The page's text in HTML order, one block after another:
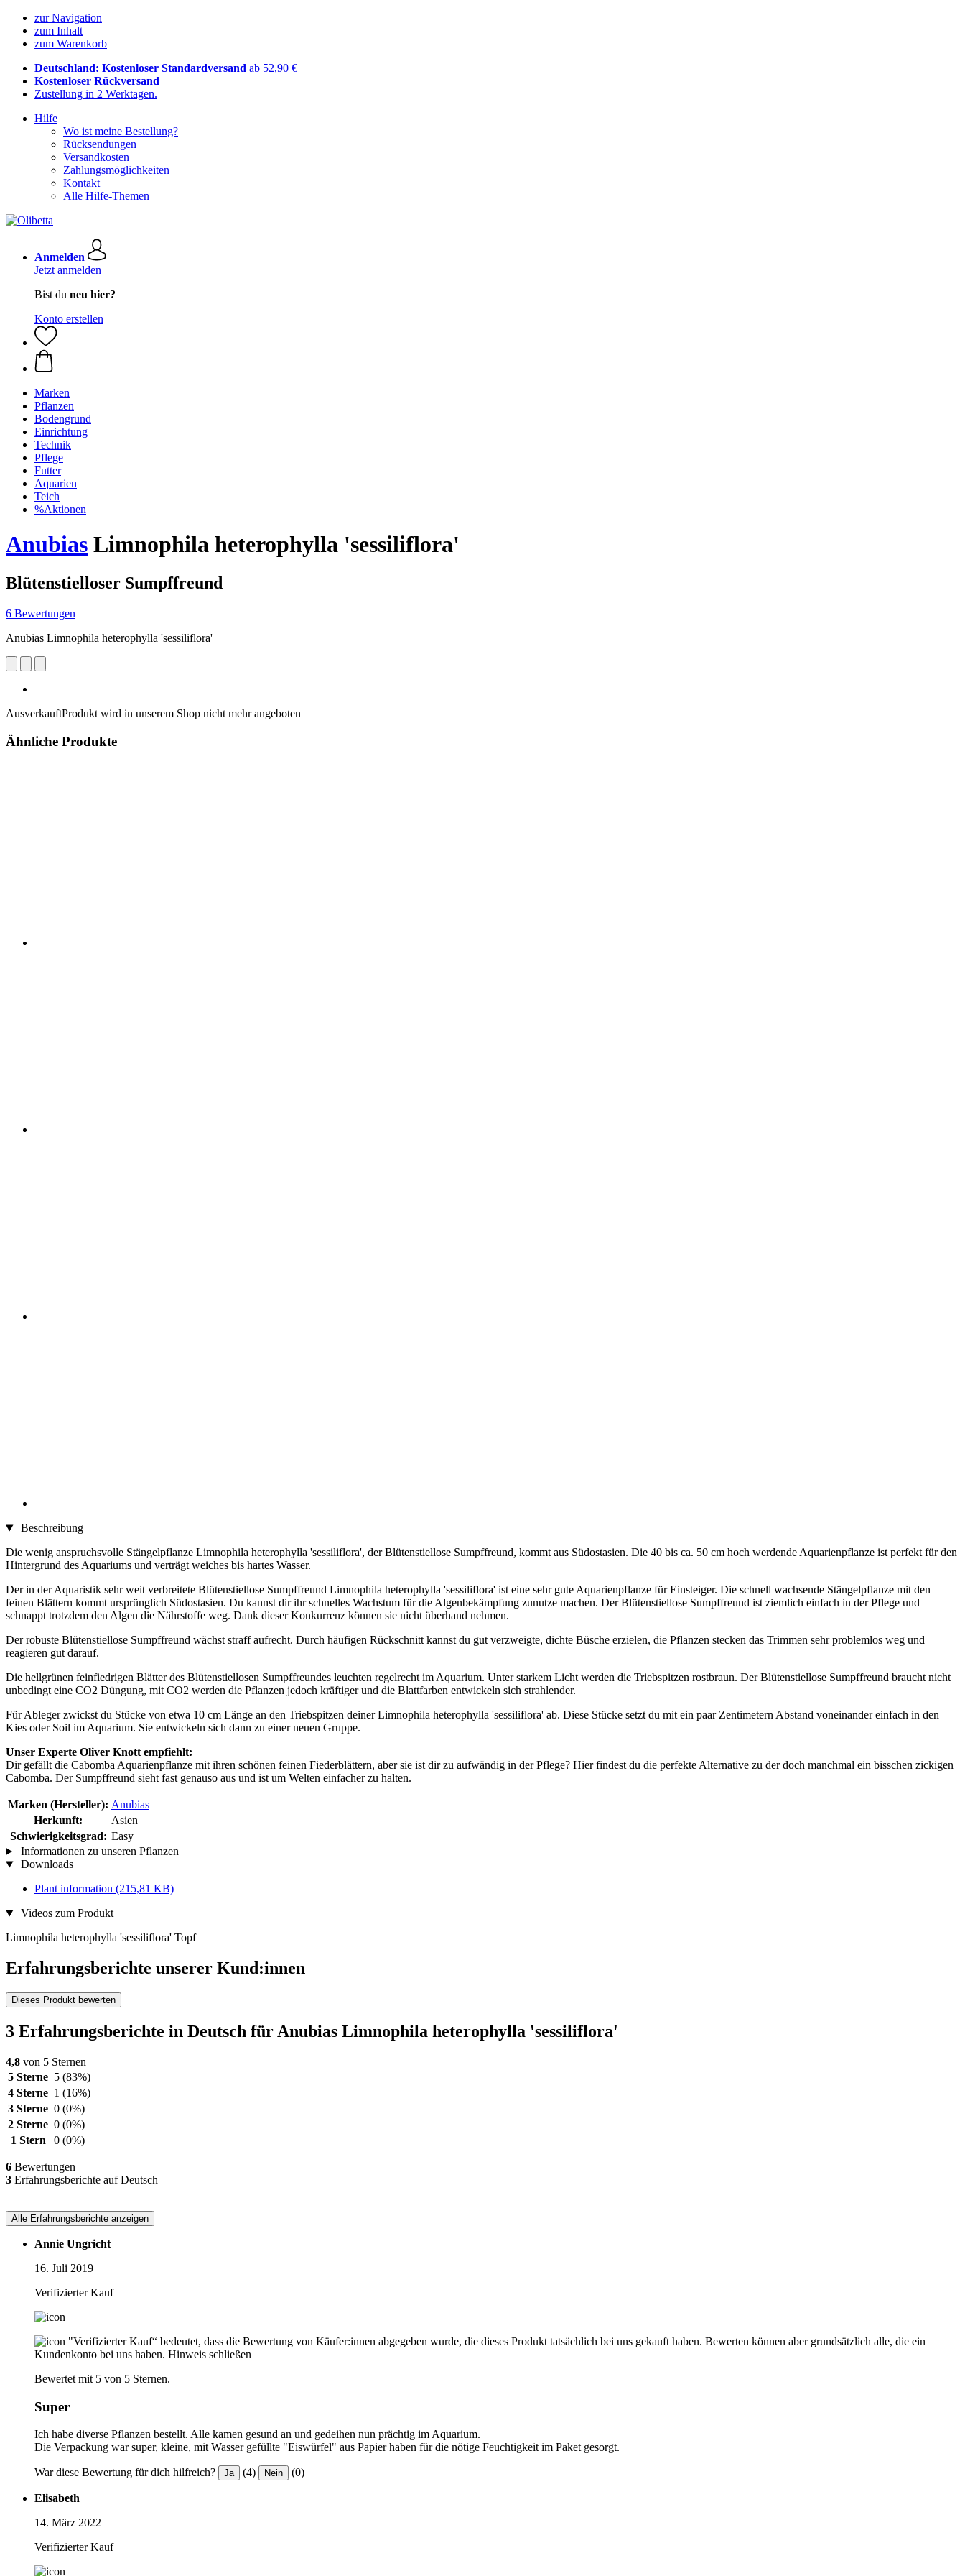
zur Navigation
zum Inhalt
zum Warenkorb
Deutschland: Kostenloser Standardversand ab 52,90 €
Kostenloser Rückversand
Zustellung in 2 Werktagen.
Hilfe
Wo ist meine Bestellung?
Rücksendungen
Versandkosten
Zahlungsmöglichkeiten
Kontakt
Alle Hilfe-Themen
Anmelden
Jetzt anmelden
Bist du neu hier?
Konto erstellen
Marken
Pflanzen
Bodengrund
Einrichtung
Technik
Pflege
Futter
Aquarien
Teich
%Aktionen
Anubias Limnophila heterophylla 'sessiliflora'
Blütenstielloser Sumpffreund
6 Bewertungen
Anubias Limnophila heterophylla 'sessiliflora'
AusverkauftProdukt wird in unserem Shop nicht mehr angeboten
Ähnliche Produkte
Beschreibung
Die wenig anspruchsvolle Stängelpflanze Limnophila heterophylla 'sessiliflora', der Blütenstiellose Sumpffreund, kommt aus Südostasien. Die 40 bis ca. 50 cm hoch werdende Aquarienpflanze ist perfekt für den
Hintergrund des Aquariums und verträgt weiches bis hartes Wasser.
Der in der Aquaristik sehr weit verbreitete Blütenstiellose Sumpffreund Limnophila heterophylla 'sessiliflora' ist eine sehr gute Aquarienpflanze für Einsteiger. Die schnell wachsende Stängelpflanze mit den
feinen Blättern kommt ursprünglich Südostasien. Du kannst dir ihr schnelles Wachstum für die Algenbekämpfung zunutze machen. Der Blütenstiellose Sumpffreund ist ziemlich einfach in der Pflege und
schnappt trotzdem den Algen die Nährstoffe weg. Dank dieser Konkurrenz können sie nicht überhand nehmen.
Der robuste Blütenstiellose Sumpffreund wächst straff aufrecht. Durch häufigen Rückschnitt kannst du gut verzweigte, dichte Büsche erzielen, die Pflanzen stecken das Trimmen sehr problemlos weg und
reagieren gut darauf.
Die hellgrünen feinfiedrigen Blätter des Blütenstiellosen Sumpffreundes leuchten regelrecht im Aquarium. Unter starkem Licht werden die Triebspitzen rostbraun. Der Blütenstiellose Sumpffreund braucht nicht
unbedingt eine CO2 Düngung, mit CO2 werden die Pflanzen jedoch kräftiger und die Blattfarben entwickeln sich strahlender.
Für Ableger zwickst du Stücke von etwa 10 cm Länge an den Triebspitzen deiner Limnophila heterophylla 'sessiliflora' ab. Diese Stücke setzt du mit ein paar Zentimetern Abstand voneinander einfach in den
Kies oder Soil im Aquarium. Sie entwickeln sich dann zu einer neuen Gruppe.
Unser Experte Oliver Knott empfiehlt:
Dir gefällt die Cabomba Aquarienpflanze mit ihren schönen feinen Fiederblättern, aber sie ist dir zu aufwändig in der Pflege? Hier findest du die perfekte Alternative zu der doch manchmal ein bisschen zickigen
Cabomba. Der Sumpffreund sieht fast genauso aus und ist um Welten einfacher zu halten.
Marken (Hersteller): Anubias
Herkunft:
Asien
Schwierigkeitsgrad: Easy
Informationen zu unseren Pflanzen
Downloads
Plant information (215,81 KB)
Videos zum Produkt
Limnophila heterophylla 'sessiliflora' Topf
Erfahrungsberichte unserer Kund:innen
Dieses Produkt bewerten
3 Erfahrungsberichte in Deutsch für Anubias Limnophila heterophylla 'sessiliflora'
4,8 von 5 Sternen
5 Sterne 5 (83%)
4 Sterne 1 (16%)
3 Sterne 0 (0%)
2 Sterne 0 (0%)
1 Stern
0 (0%)
6 Bewertungen
3 Erfahrungsberichte auf Deutsch
Alle Erfahrungsberichte anzeigen
Annie Ungricht
16. Juli 2019
Verifizierter Kauf
"Verifizierter Kauf“ bedeutet, dass die Bewertung von Käufer:innen abgegeben wurde, die dieses Produkt tatsächlich bei uns gekauft haben. Bewerten können aber grundsätzlich alle, die ein
Kundenkonto bei uns haben. Hinweis schließen
Bewertet mit 5 von 5 Sternen.
Super
Ich habe diverse Pflanzen bestellt. Alle kamen gesund an und gedeihen nun prächtig im Aquarium.
Die Verpackung war super, kleine, mit Wasser gefüllte "Eiswürfel" aus Papier haben für die nötige Feuchtigkeit im Paket gesorgt.
War diese Bewertung für dich hilfreich? Ja (4) Nein (0)
Elisabeth
14. März 2022
Verifizierter Kauf